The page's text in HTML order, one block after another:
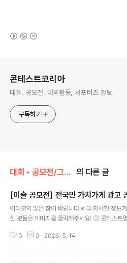
콘테스트코리아
대회. 공모전. 대외활동, 서포터즈 정보
구독하기
대회 • 공모전/그림 • 미술 • 디자인 • 웹툰. 의 다른 글
[미술 공모전] 전국민 가치가게 광고
여러분의 많은 참여 바랍니다 ※ 더 자세한 정보
신 분들은 이미지를 클릭해주세요! ◎ 콘테스트
능 ◎ 접수기간2026. 5. 5.(화) ~ 2026. 5.
0 0 2026. 5. 14.